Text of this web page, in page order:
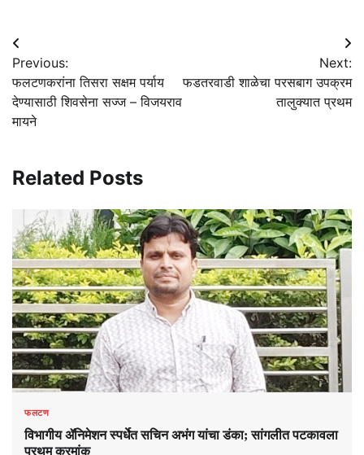
Post
navigation
Previous:
फलटणकरांना तिसरा सक्षम पर्याय
देण्यासाठी शिवसेना सज्ज – विजयराव
मायने
Next:
फडतरवाडी शाळेचा परसबाग उपक्रम
तालुक्यात प्रथम
Related Posts
फलटण
विभागीय ॲनिमेशन स्पर्धेत सचिन अभंग यांचा डंका; सांगलीत पटकावला
प्रथम क्रमांक